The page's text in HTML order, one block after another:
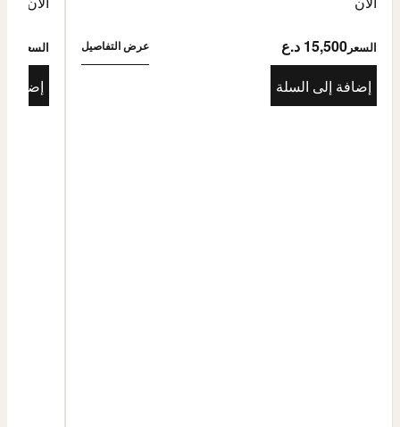
السعر 15,500 د.ع عرض التفاصيل
إضافة إلى السلة
السعر
إضافة